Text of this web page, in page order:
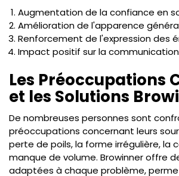
Augmentation de la confiance en
Amélioration de l'apparence
Renforcement de l'expression des
Impact positif sur la
Les Préoccupations
et les Solutions
De nombreuses personnes sont
préoccupations concernant leurs
perte de poils, la forme irrégulière, la
manque de volume. Browinner offre
adaptées à chaque problème,